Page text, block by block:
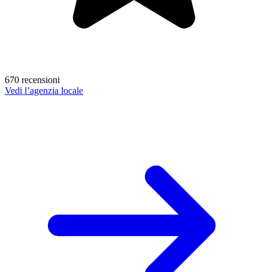
670 recensioni
Vedi l’agenzia locale